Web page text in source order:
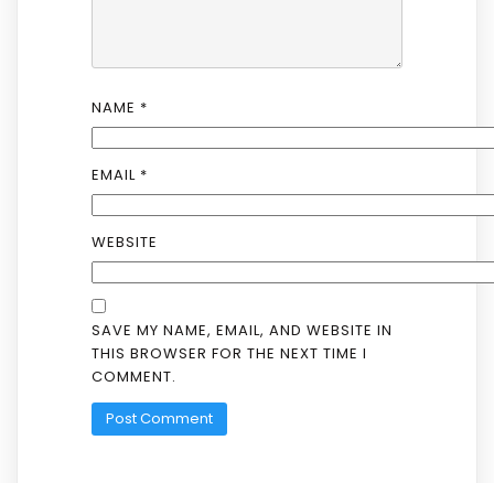
NAME *
EMAIL *
WEBSITE
SAVE MY NAME, EMAIL, AND WEBSITE IN
THIS BROWSER FOR THE NEXT TIME I
COMMENT.